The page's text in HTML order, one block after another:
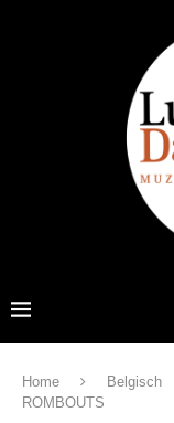
Home Belgisch
ROMBOUTS